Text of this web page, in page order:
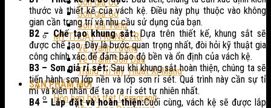
Sơn giả Gỗ
Sơn giả Vàng
MỸ THUẬT TRANG TRÍ
Vẽ Tranh Tường
Vẽ Tranh Sơn Dầu
Trang Trí Mỹ Thuật Xi Măng
SẢN PHẨM MỚI
Hỗn hợp bột trét Cemgranit
thước và thiết kế của vách kệ. Điều này phụ thuộc vào không
gian cần trang trí và nhu cầu sử dụng của bạn.
B2 – Chế tạo khung sắt:Dựa trên thiết kế, khung sắt sẽ
được chế tạo. Đây là bước quan trọng nhất, đòi hỏi kỹ thuật gia
công chính xác để đảm bảo độ bền và ổn định của vách kệ.
B3 – Sơn giả rỉ sét:Sau khi khung sắt hoàn thiện, chúng ta sẽ
tiến hành sơn lớp nền và lớp sơn rỉ sét. Quá trình này cần sự tỉ
mỉ và kiên nhẫn để tạo ra rỉ sét tự nhiên nhất.
B4 – Lắp đặt và hoàn thiện:Cuối cùng, vách kệ sẽ được lắp